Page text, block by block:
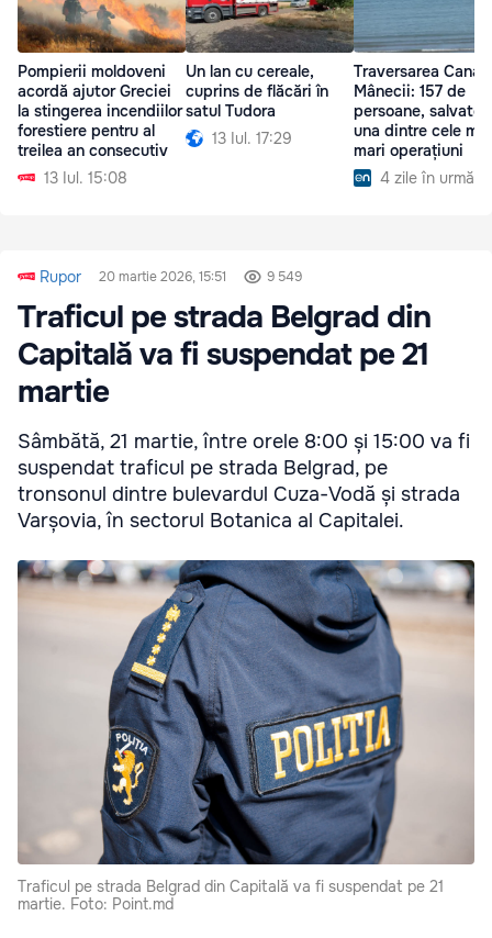
Pompierii moldoveni
acordă ajutor Greciei
la stingerea incendiilor
forestiere pentru al
treilea an consecutiv
13 Iul. 15:08
Un lan cu cereale,
cuprins de flăcări în
satul Tudora
13 Iul. 17:29
Traversarea
Mânecii: 157 de
persoane, salvate
una dintre cele mai
mari operațiuni
4 zile în urmă
Rupor 20 martie 2026, 15:51 9 549
Traficul pe strada Belgrad din
Capitală va fi suspendat pe 21
martie
Sâmbătă, 21 martie, între orele 8:00 și 15:00 va fi
suspendat traficul pe strada Belgrad, pe
tronsonul dintre bulevardul Cuza-Vodă și strada
Varșovia, în sectorul Botanica al Capitalei.
Traficul pe strada Belgrad din Capitală va fi suspendat pe 21
martie. Foto: Point.md